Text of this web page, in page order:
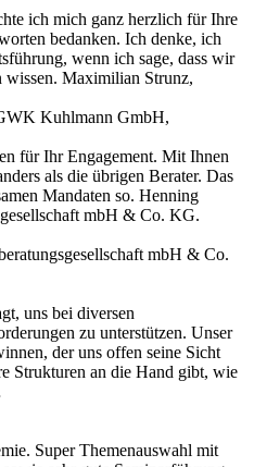
ich mich ganz herzlich für Ihre
bedanken. Ich denke, ich
wenn ich sage, dass wir
wissen. Maximilian Strunz,
Kuhlmann GmbH,
für Ihr Engagement. Mit Ihnen
als die übrigen Berater. Das
Mandaten so. Henning
mbH & Co. KG.
mbH & Co.
uns bei diversen
zu unterstützen. Unser
der uns offen seine Sicht
Strukturen an die Hand gibt, wie
Super Themenauswahl mit